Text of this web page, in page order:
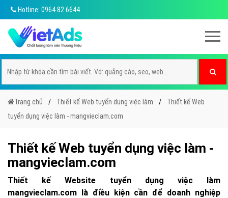
Hotline: 0964 82 6644
Trang chủ Thiết kế Web tuyển dụng việc làm
Thiết kế Web
tuyển dụng việc làm - mangvieclam.com
Thiết kế Web tuyển dụng việc làm -
mangvieclam.com
Thiết kế Website tuyển dụng việc làm
mangvieclam.com là điều kiện cần để doanh nghiệp